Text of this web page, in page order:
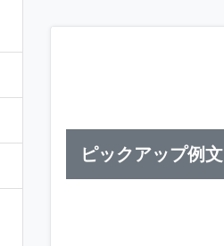
ピックアップ例文